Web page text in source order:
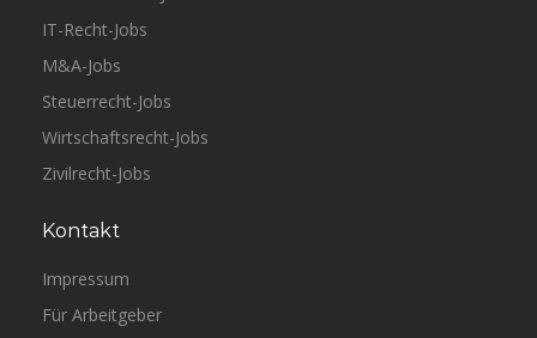
IT-Recht-Jobs
M&A-Jobs
Steuerrecht-Jobs
Wirtschaftsrecht-Jobs
Zivilrecht-Jobs
Kontakt
Impressum
Für Arbeitgeber